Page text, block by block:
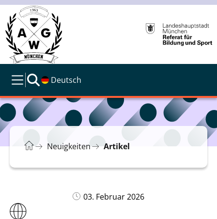
Deutsch
Neuigkeiten Artikel
03. Februar 2026